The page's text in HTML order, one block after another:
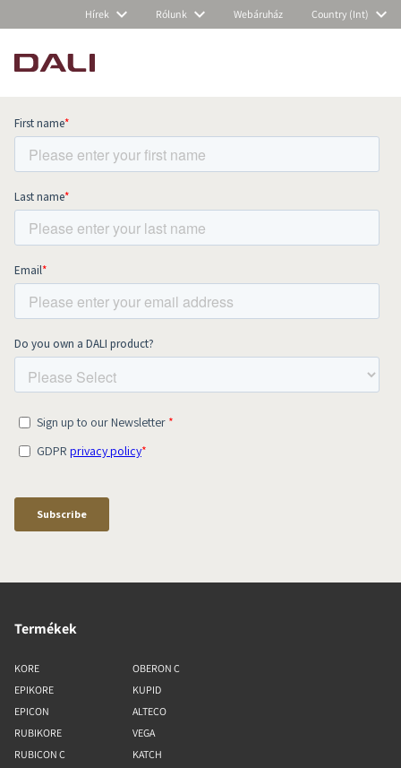
Hírek Rólunk Webáruház Country (Int)
Subscribe to our newsletter and stay
up to date with all news and events.
Termékek
KORE
EPIKORE
EPICON
RUBIKORE
RUBICON C
OBERON C
KUPID
ALTECO
VEGA
KATCH